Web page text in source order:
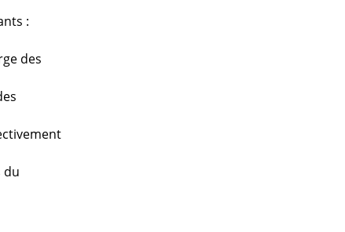
:
des
du